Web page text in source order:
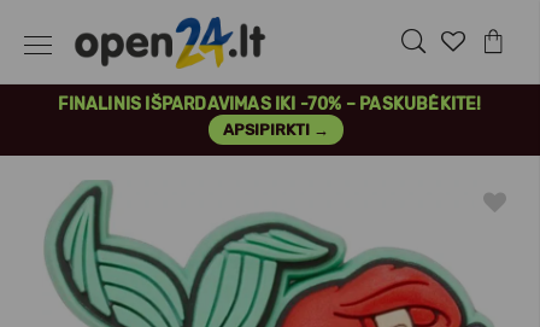
FINALINIS IŠPARDAVIMAS IKI -70% – PASKUBĖKITE!
APSIPIRKTI →